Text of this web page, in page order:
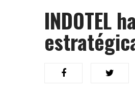
INDOTEL